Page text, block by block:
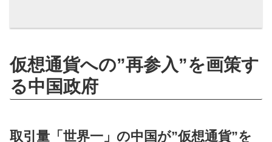
仮想通貨への”再参入”を画策す
る中国政府
取引量「世界一」の中国が”仮想通貨”を